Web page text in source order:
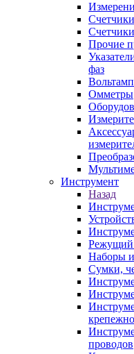
Прочие
фаз
Омметры
Инструмент
Назад
Режущий
Наборы
Сумки,
проводов